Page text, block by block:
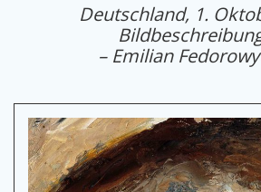
Deutschland, 1.
– Emilian